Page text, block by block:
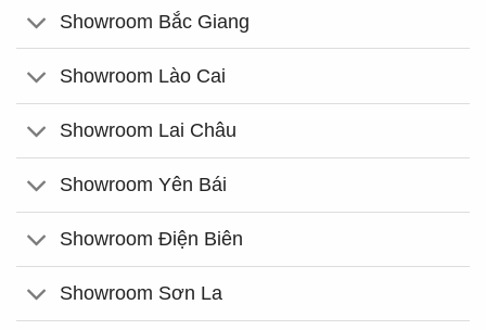
Showroom Bắc Giang
Showroom Lào Cai
Showroom Lai Châu
Showroom Yên Bái
Showroom Điện Biên
Showroom Sơn La